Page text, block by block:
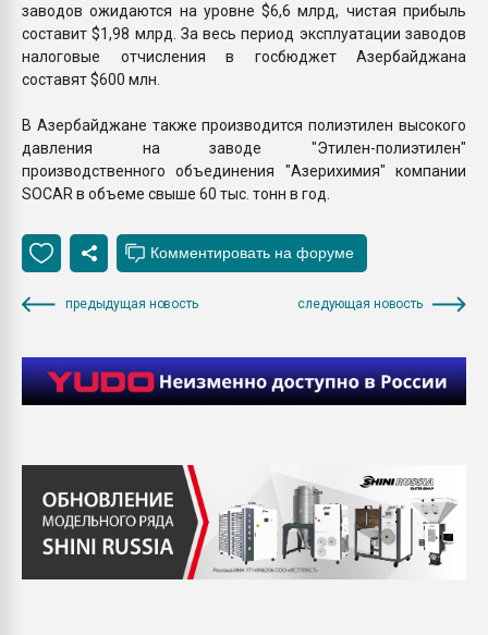
заводов ожидаются на уровне $6,6 млрд, чистая прибыль
составит $1,98 млрд. За весь период эксплуатации заводов
налоговые отчисления в госбюджет Азербайджана
составят $600 млн.
В Азербайджане также производится полиэтилен высокого
давления на заводе "Этилен-полиэтилен"
производственного объединения "Азерихимия" компании
SOCAR в объеме свыше 60 тыс. тонн в год.
предыдущая новость следующая новость